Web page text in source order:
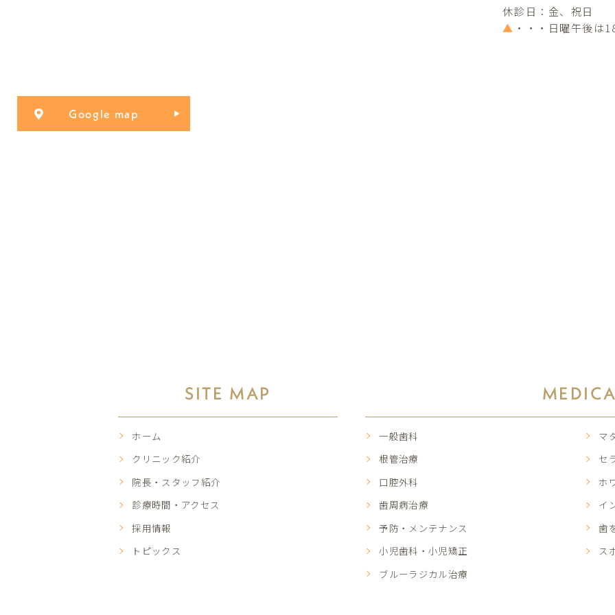
休診日：金、祝日
▲ ・・・日曜午後は
Google map
SITE MAP
ホーム
クリニック紹介
院長・スタッフ紹介
診療時間・アクセス
採用情報
トピックス
一般歯科
根管治療
口腔外科
歯周病治療
予防・メンテナンス
小児歯科・小児矯正
ブルーラジカル治療
マ
セ
ホ
イ
歯
ス